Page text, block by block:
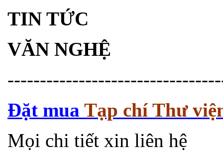
TIN TỨC
VĂN NGHỆ
Đặt mua Tạp chí Thư
Mọi chi tiết xin liên hệ